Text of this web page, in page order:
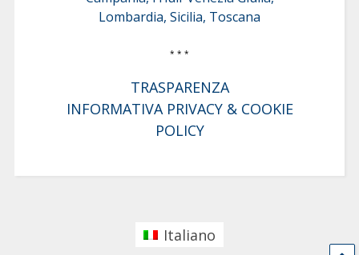
Lombardia, Sicilia, Toscana
* * *
TRASPARENZA
INFORMATIVA PRIVACY & COOKIE
POLICY
Italiano